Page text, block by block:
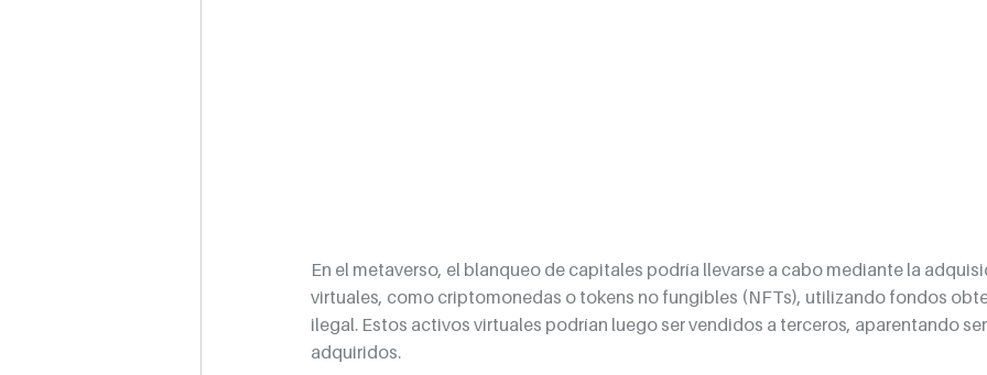
En el metaverso, el blanqueo de capitales podría llevarse a cabo mediante la
virtuales, como criptomonedas o tokens no fungibles (NFTs), utilizando fondos
ilegal. Estos activos virtuales podrían luego ser vendidos a terceros, aparentando
adquiridos.